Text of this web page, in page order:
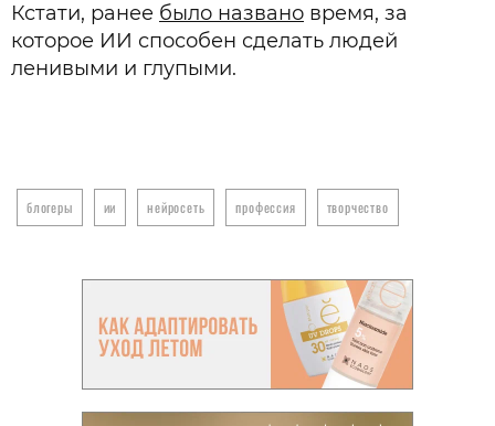
Кстати, ранее было названо время, за
которое ИИ способен сделать людей
ленивыми и глупыми.
блогеры ии нейросеть профессия творчество